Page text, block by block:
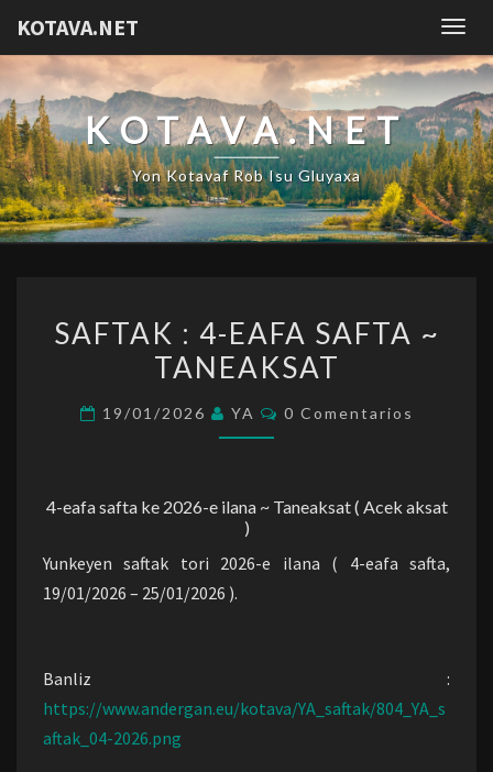
KOTAVA.NET
KOTAVA.NET
Yon Kotavaf Rob Isu Gluyaxa
:
4-
SAFTA
SAFTAK : 4-EAFA SAFTA ~
TANEAKSAT
19/01/2026 YA Comentarios
0 Comentarios
4-eafa safta ke 2026-e ilana ~ Taneaksat ( Acek aksat
)
Yunkeyen saftak tori 2026-e ilana ( 4-eafa safta,
19/01/2026 – 25/01/2026 ).
Banliz :
https://www.andergan.eu/kotava/YA_saftak/804_YA_s
aftak_04-2026.png